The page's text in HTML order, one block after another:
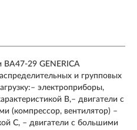
ВА47-29 GENERICA
и групповых
электроприборы,
В,– двигатели с
(компрессор, вентилятор) –
C, – двигатели с большими